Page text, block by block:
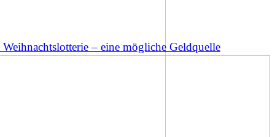
– eine mögliche Geldquelle